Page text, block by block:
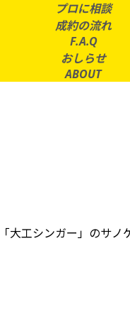
プロに相談
成約の流れ
F.A.Q
おしらせ
ABOUT
工シンガー」のサ